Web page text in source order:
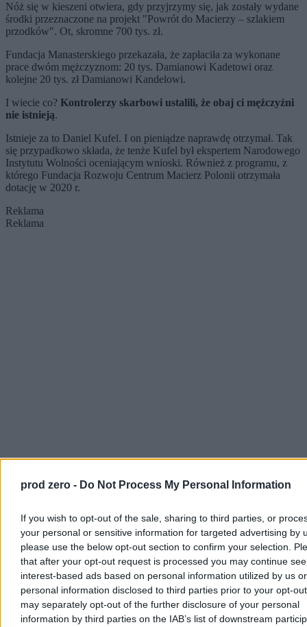
prod zero - Do Not Process My Personal Information
If you wish to opt-out of the sale, sharing to third parties, or
your personal or sensitive information for targeted advertising by
please use the below opt-out section to confirm your selection.
that after your opt-out request is processed you may continue
interest-based ads based on personal information utilized by us or
personal information disclosed to third parties prior to your opt-
may separately opt-out of the further disclosure of your personal
information by third parties on the IAB’s list of downstream
Nóż się w kieszeni otwiera, gdy przyjrzymy się, jak zostały wydane
środki przeznaczone na projekt "Powrót do Macierzy – szlakiem
przodków". Ot, skromne 700 tys. zł.
Fundacja Manasterskiego przekazała, że zapłaciła za wykonane
prace dwóm mężczyznom: 20 tys. Damianowi Kadetowi oraz
kolejne 20 tys. zł Damianowi Kandelowi.
I wiecie co? Kontrolerzy skarbowi ustalili, że obaj ci mężczyźni
nie istnieją.
Istnieje za to Daniel Kufel. I on pieniądze naprawdę otrzymał. Tak
się przypadkowo składa, że tenże Kufel był ekspertem Narodowego
Instytutu Wolności oceniającym wnioski. Również z programu, z
którego Fundacja Rozwoju Centrum Macierz Polonii otrzymała
dotację w 2020 r.
Reklama
Reklama